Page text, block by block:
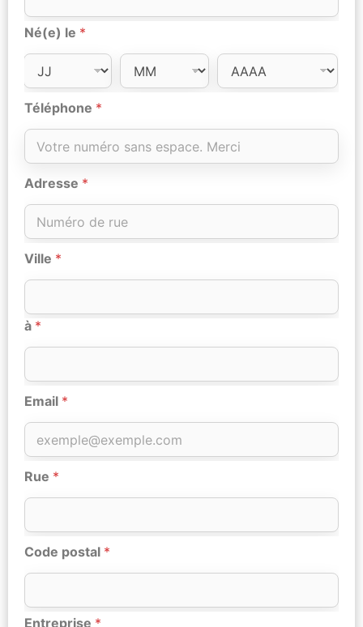
Né(e) le *
Téléphone *
Adresse *
Ville *
à *
Email *
Rue *
Code postal *
Entreprise *